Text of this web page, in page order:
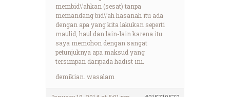
membid\’ahkan (sesat) tanpa
memandang bid\’ah hasanah itu ada
dengan apa yang kita lakukan seperti
maulid, haul dan lain-lain karena itu
saya memohon dengan sangat
petunjuknya apa maksud yang
tersimpan daripada hadist ini.
demikian. wasalam